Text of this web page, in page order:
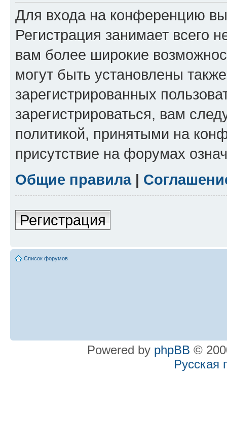
Для входа на конференцию
Регистрация занимает всего
вам более широкие
могут быть установлены
зарегистрированных
зарегистрироваться, вам
политикой, принятыми на
присутствие на форумах
Общие правила|
Регистрация
Список форумов
Powered by phpBB ©
Русская